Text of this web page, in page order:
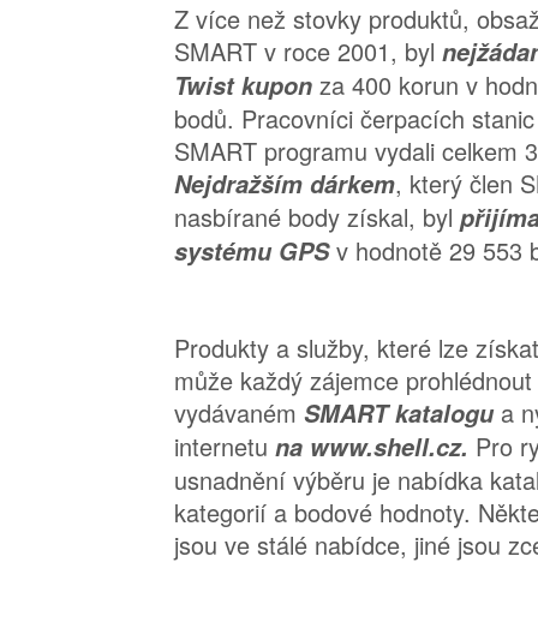
Z více než stovky produktů,
SMART v roce 2001, byl
Twist kupon za 400 korun v
bodů. Pracovníci čerpacích
SMART programu vydali celkem
Nejdražším dárkem, který člen
nasbírané body získal, byl
systému GPSv hodnotě 29 553
Produkty a služby, které lze
může každý zájemce
vydávaném SMART katalogu a
internetu na www.shell.cz. Pro
usnadnění výběru je nabídka
kategorií a bodové hodnoty.
jsou ve stálé nabídce, jiné jsou